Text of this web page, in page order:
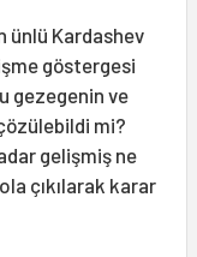
ünlü Kardashev
göstergesi
gezegenin ve
mi?
gelişmiş ne
çıkılarak karar